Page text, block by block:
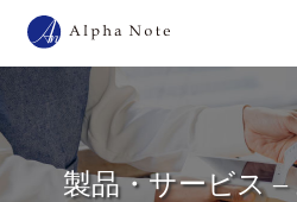
製品・サービス